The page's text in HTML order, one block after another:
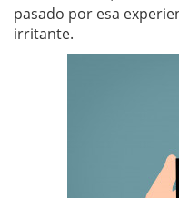
pasado por esa
irritante.